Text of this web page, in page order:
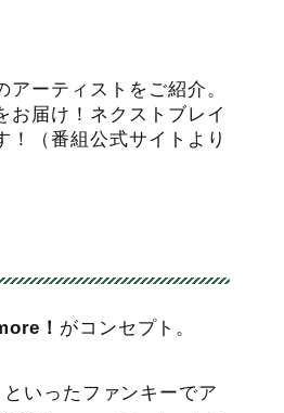
ーティストをご紹介。
お届け！ネクストブレイ
！（番組公式サイトより
！ がコンセプト。
いったファンキーでア